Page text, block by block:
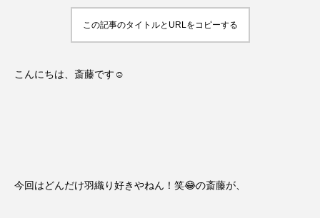
この記事のタイトルとURLをコピーする
こんにちは、斎藤です☺️
今回はどんだけ羽織り好きやねん！笑😂の斎藤が、